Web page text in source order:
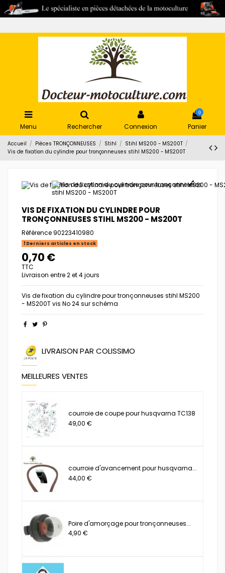
Menu Rechercher Connexion
0
Panier
Accueil Pièces TRONÇONNEUSES Stihl
Stihl MS200 - MS200T
Vis de fixation du cylindre pour tronçonneuses stihl MS200 - MS200T
VIS DE FIXATION DU CYLINDRE POUR
TRONÇONNEUSES STIHL MS200 - MS200T
Référence 90223410980
Derniers articles en stock
0,70 €
TTC
Livraison entre 2 et 4 jours
Vis de fixation du cylindre pour tronçonneuses stihl MS200
- MS200T vis No 24 sur schéma
LIVRAISON PAR COLISSIMO
MEILLEURES VENTES
courroie de coupe pour husqvarna TC138
49,00 €
courroie d'avancement pour husqvarna...
44,00 €
Poire d'amorçage pour tronçonneuses...
4,90 €